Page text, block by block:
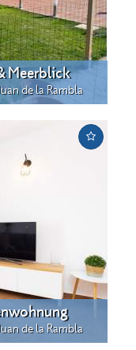
Meerblick
de la Rambla
de la Rambla